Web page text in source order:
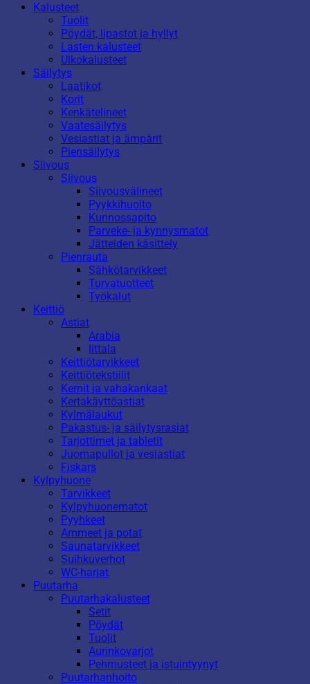
Kalusteet
Tuolit
Pöydät, lipastot ja hyllyt
Lasten kalusteet
Ulkokalusteet
Säilytys
Laatikot
Korit
Kenkätelineet
Vaatesäilytys
Vesiastiat ja ämpärit
Piensäilytys
Siivous
Siivous
Siivousvälineet
Pyykkihuolto
Kunnossapito
Parveke- ja kynnysmatot
Jätteiden käsittely
Pienrauta
Sähkötarvikkeet
Turvatuotteet
Työkalut
Keittiö
Astiat
Arabia
Iittala
Keittiötarvikkeet
Keittiötekstiilit
Kernit ja vahakankaat
Kertakäyttöastiat
Kylmälaukut
Pakastus- ja säilytysrasiat
Tarjottimet ja tabletit
Juomapullot ja vesiastiat
Fiskars
Kylpyhuone
Tarvikkeet
Kylpyhuonematot
Pyyhkeet
Ammeet ja potat
Saunatarvikkeet
Suihkuverhot
WC-harjat
Puutarha
Puutarhakalusteet
Setit
Pöydät
Tuolit
Aurinkovarjot
Pehmusteet ja istuintyynyt
Puutarhanhoito